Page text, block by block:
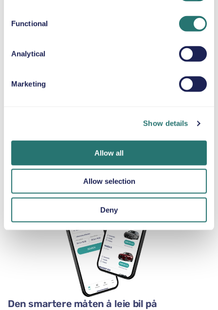
Functional
Analytical
Marketing
Show details
Allow all
Allow selection
Deny
SNØKJETTINGER
få minutter på
direkte fra mobilen
med appen vår.
Last opp
dokumentene dine
Den smartere måten å leie bil på